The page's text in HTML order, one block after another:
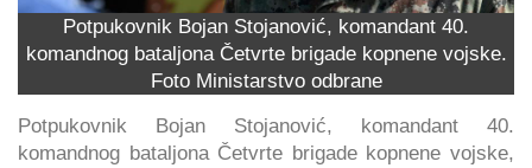
Potpukovnik Bojan Stojanović, komandant 40.
komandnog bataljona Četvrte brigade kopnene vojske.
Foto Ministarstvo odbrane
Potpukovnik Bojan Stojanović, komandant 40.
komandnog bataljona Četvrte brigade kopnene vojske,